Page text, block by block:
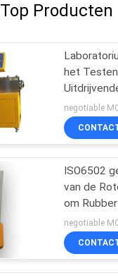
Top Producten
het
de
pvc-de PA
negotiable
ISO6502
van de
om
negotiable